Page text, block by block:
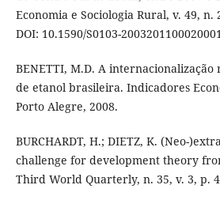
Economia e Sociologia Rural, v. 49, n.
DOI: 10.1590/S0103-
BENETTI, M.D. A
de etanol brasileira. Indicadores
Porto Alegre, 2008.
BURCHARDT, H.; DIETZ, K. (Neo-
challenge for development theory
Third World Quarterly, n. 35, v. 3, p.